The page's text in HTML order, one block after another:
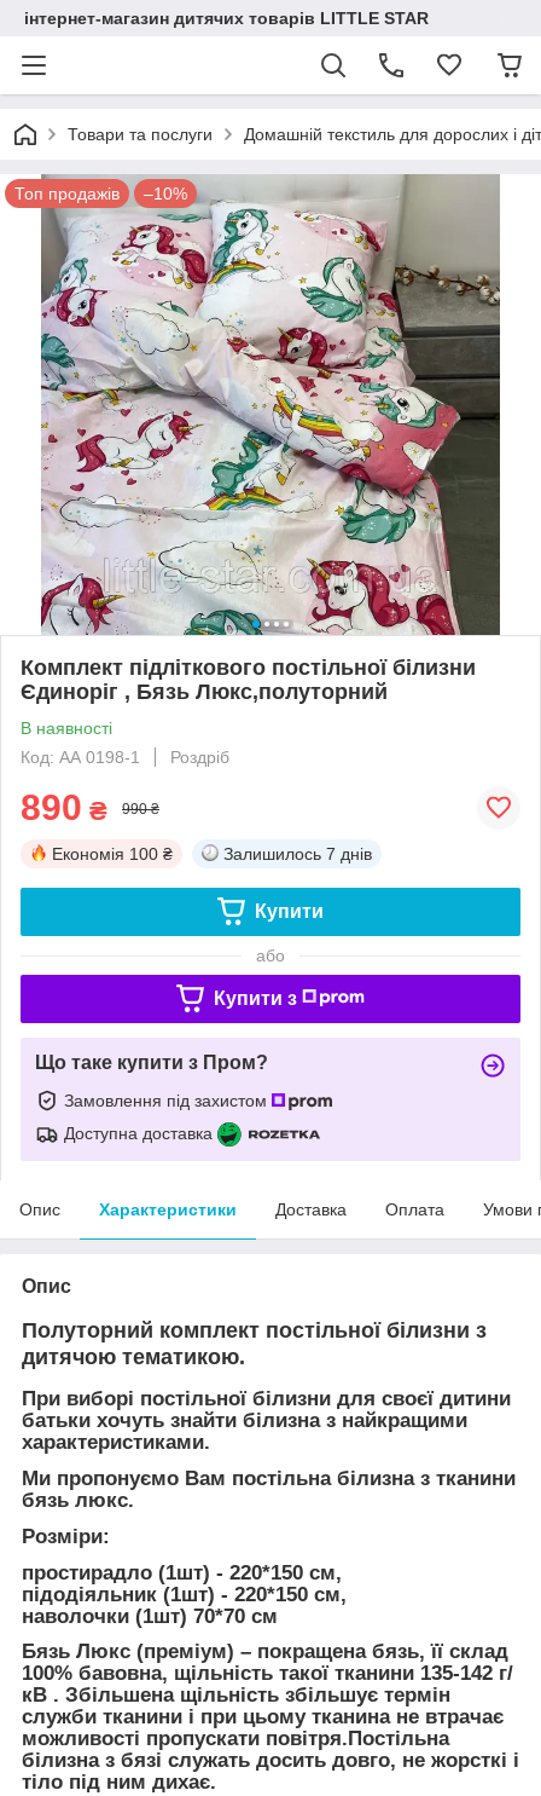
інтернет-магазин дитячих товарів LITTLE STAR
Товари та послуги Домашній текстиль для дорослих і
Топ продажів –10%
Комплект підліткового постільної білизни
Єдиноріг , Бязь Люкс,полуторний
В наявності
Код: АА 0198-1
Роздріб
890 ₴ 990 ₴
Економія 100 ₴ Залишилось 7 днів
Купити
або
Купити з
Що таке купити з Пром?
Замовлення під захистом
Доступна доставка
Опис Характеристики Доставка Оплата Умови
Опис
Полуторний комплект постільної білизни з
дитячою тематикою.
При виборі постільної білизни для своєї дитини
батьки хочуть знайти білизна з найкращими
характеристиками.
Ми пропонуємо Вам постільна білизна з тканини
бязь люкс.
Розміри:
простирадло (1шт) - 220*150 см,
підодіяльник (1шт) - 220*150 см,
наволочки (1шт) 70*70 см
Бязь Люкс (преміум) – покращена бязь, її склад
100% бавовна, щільність такої тканини 135-142 г/
кВ . Збільшена щільність збільшує термін
служби тканини і при цьому тканина не втрачає
можливості пропускати повітря.Постільна
білизна з бязі служать досить довго, не жорсткі і
тіло під ним дихає.